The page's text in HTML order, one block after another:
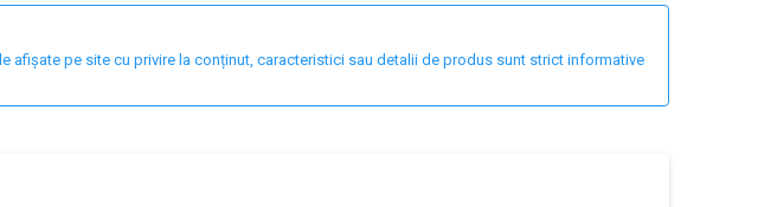
pe site cu privire la conținut, caracteristici sau detalii de produs sunt strict informative